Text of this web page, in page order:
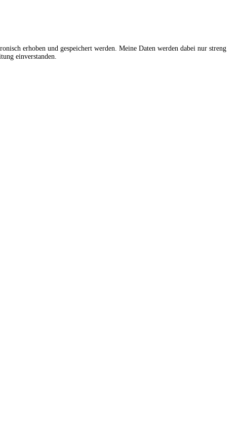
erhoben und gespeichert werden. Meine Daten werden dabei nur streng
einverstanden.